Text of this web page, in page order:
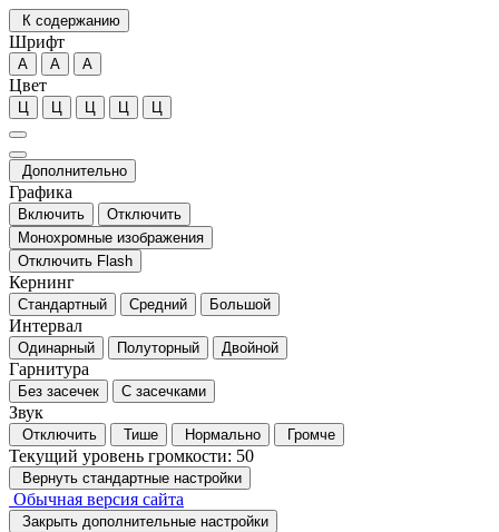
К содержанию
Шрифт
А А А
Цвет
Ц Ц Ц Ц Ц
Дополнительно
Графика
Включить
Отключить
Монохромные изображения
Отключить Flash
Кернинг
Стандартный Средний Большой
Интервал
Одинарный Полуторный Двойной
Гарнитура
Без засечек С засечками
Звук
Отключить Тише Нормально Громче
Текущий уровень громкости: 50
Вернуть стандартные настройки
Обычная версия сайта
Закрыть дополнительные настройки